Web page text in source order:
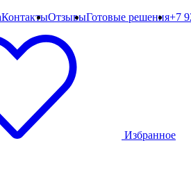
КонтактыОтзывыГотовые решения+7
Избранное